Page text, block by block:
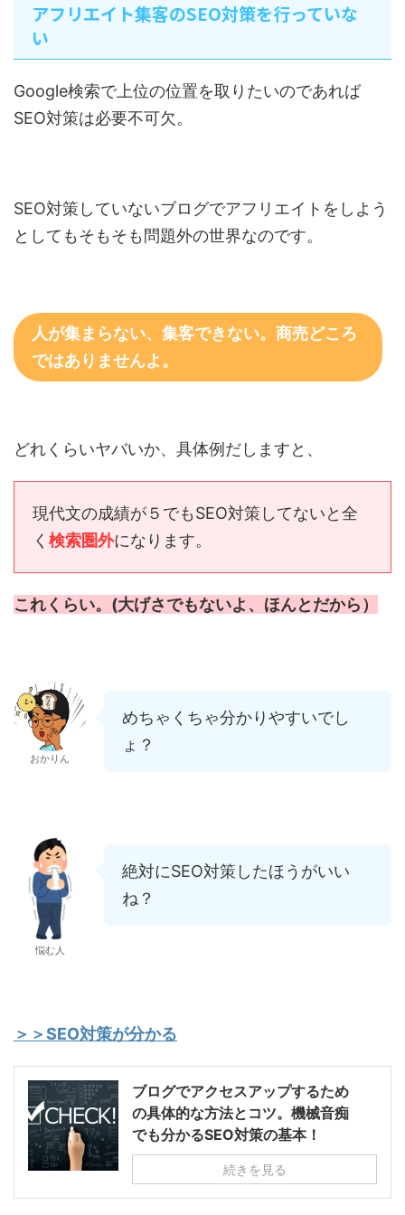
アフリエイト集客のSEO対策を行っていな
い
Google検索で上位の位置を取りたいのであれば
SEO対策は必要不可欠。
SEO対策していないブログでアフリエイトをしよう
としてもそもそも問題外の世界なのです。
人が集まらない、集客できない。商売どころ
ではありませんよ。
どれくらいヤバいか、具体例だしますと、
現代文の成績が５でもSEO対策してないと全
く 検索圏外になります。
これくらい。(大げさでもないよ、ほんとだから）
おかりん
めちゃくちゃ分かりやすいでし
ょ？
悩む人
絶対にSEO対策したほうがいい
ね？
＞＞SEO対策が分かる
ブログでアクセスアップするため
の具体的な方法とコツ。機械音痴
でも分かるSEO対策の基本！
続きを見る